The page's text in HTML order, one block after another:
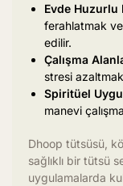
Evde
ferahlatmak
edilir.
Çalışma
stresi
Spiritüel
manevi
Dhoop tütsüsü,
sağlıklı bir tütsü
uygulamalarda